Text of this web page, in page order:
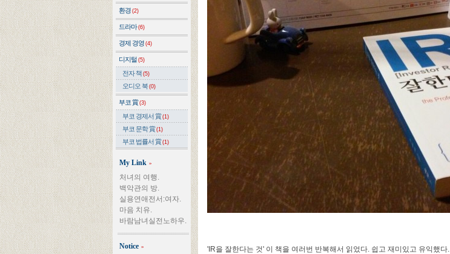
환경 (2)
드라마(6)
경제 경영 (4)
디지털 (5)
전자 책 (5)
오디오 북 (0)
부코 賞(3)
부코 경제서 賞(1)
부코 문학 賞(1)
부코 법률서 賞(1)
My Link »
처녀의 여행.
백악관의 방.
실용연애전서:여자.
마음 치유.
바람남녀실전노하우.
Notice » 'IR을 잘한다는 것' 이 책을 여러번 반복해서 읽었다. 쉽고 재미있고 유익했다.